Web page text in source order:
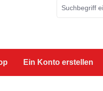
Ein Konto erstellen